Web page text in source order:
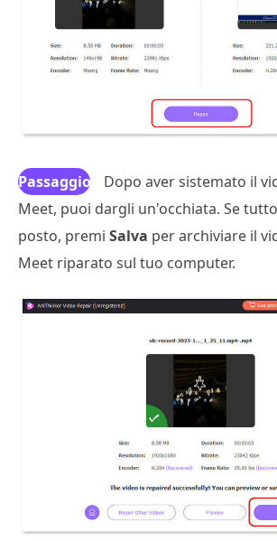
Passaggio
4
Dopo aver sistemato il
Meet, puoi dargli un'occhiata. Se
posto, premi Salva per archiviare il
Meet riparato sul tuo computer.